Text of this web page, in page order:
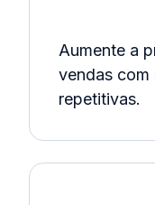
Aumente a
vendas com
repetitivas.